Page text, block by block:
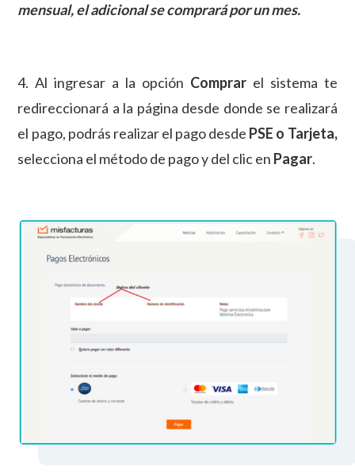
mensual, el adicional se comprará por un mes.
4. Al ingresar a la opción Comprarel sistema te
redireccionará a la página desde donde se realizará
el pago, podrás realizar el pago desde PSE o Tarjeta,
selecciona el método de pago y del clic en Pagar.